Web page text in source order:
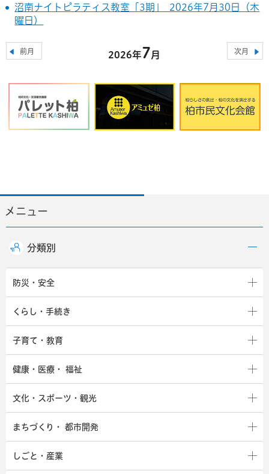
沼南ナイトピラティス教室「3期」 2026年7月30日（木
曜日）
前月 2026年7月 次月
メニュー
分類別
防災・安全
くらし・手続き
子育て・教育
健康・医療・ 福祉
文化・スポーツ・観光
まちづくり・ 都市開発
しごと・産業